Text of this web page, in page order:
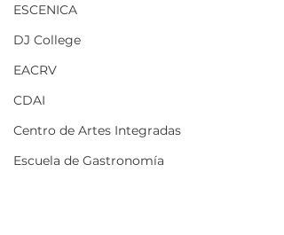
ESCENICA
DJ College
EACRV
CDAI
Centro de Artes Integradas
Escuela de Gastronomía